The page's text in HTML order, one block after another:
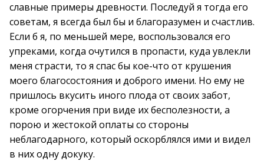
славные примеры древности. Последуй я тогда его
советам, я всегда был бы и благоразумен и счастлив.
Если б я, по меньшей мере, воспользовался его
упреками, когда очутился в пропасти, куда увлекли
меня страсти, то я спас бы кое-что от крушения
моего благосостояния и доброго имени. Но ему не
пришлось вкусить иного плода от своих забот,
кроме огорчения при виде их бесполезности, а
порою и жестокой оплаты со стороны
неблагодарного, который оскорблялся ими и видел
в них одну докуку.